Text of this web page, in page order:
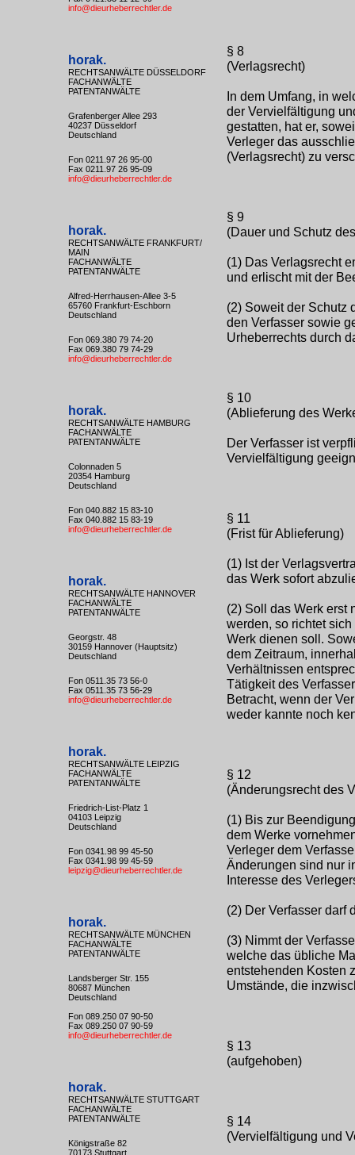
info@dieurheberrechtler.de
horak.
RECHTSANWÄLTE DÜSSELDORF
FACHANWÄLTE
PATENTANWÄLTE
Grafenberger Allee 293
40237 Düsseldorf
Deutschland
Fon 0211.97 26 95-00
Fax 0211.97 26 95-09
info@dieurheberrechtler.de
horak.
RECHTSANWÄLTE FRANKFURT/
MAIN
FACHANWÄLTE
PATENTANWÄLTE
Alfred-Herrhausen-Allee 3-5
65760 Frankfurt-Eschborn
Deutschland
Fon 069.380 79 74-20
Fax 069.380 79 74-29
info@dieurheberrechtler.de
horak.
RECHTSANWÄLTE HAMBURG
FACHANWÄLTE
PATENTANWÄLTE
Colonnaden 5
20354 Hamburg
Deutschland
Fon 040.882 15 83-10
Fax 040.882 15 83-19
info@dieurheberrechtler.de
horak.
RECHTSANWÄLTE HANNOVER
FACHANWÄLTE
PATENTANWÄLTE
Georgstr. 48
30159 Hannover (Hauptsitz)
Deutschland
Fon 0511.35 73 56-0
Fax 0511.35 73 56-29
info@dieurheberrechtler.de
horak.
RECHTSANWÄLTE LEIPZIG
FACHANWÄLTE
PATENTANWÄLTE
Friedrich-List-Platz 1
04103 Leipzig
Deutschland
Fon 0341.98 99 45-50
Fax 0341.98 99 45-59
leipzig@dieurheberrechtler.de
horak.
RECHTSANWÄLTE MÜNCHEN
FACHANWÄLTE
PATENTANWÄLTE
Landsberger Str. 155
80687 München
Deutschland
Fon 089.250 07 90-50
Fax 089.250 07 90-59
info@dieurheberrechtler.de
horak.
RECHTSANWÄLTE STUTTGART
FACHANWÄLTE
PATENTANWÄLTE
Königstraße 82
70173 Stuttgart
§ 8
(Verlagsrecht)
In dem Umfang, in
der Vervielfältigung
gestatten, hat er,
Verleger das
(Verlagsrecht) zu
§ 9
(Dauer und Schutz
(1) Das Verlagsrecht
und erlischt mit der
(2) Soweit der Schutz
den Verfasser sowie
Urheberrechts durch
§ 10
(Ablieferung des
Der Verfasser ist
Vervielfältigung
§ 11
(Frist für Ablieferung)
(1) Ist der
das Werk sofort
(2) Soll das Werk erst
werden, so richtet
Werk dienen soll.
dem Zeitraum,
Verhältnissen
Tätigkeit des
Betracht, wenn der
weder kannte noch
§ 12
(Änderungsrecht des
(1) Bis zur
dem Werke
Verleger dem
Änderungen sind nur
Interesse des
(2) Der Verfasser darf
(3) Nimmt der
welche das übliche
entstehenden Kosten
Umstände, die
§ 13
(aufgehoben)
§ 14
(Vervielfältigung und